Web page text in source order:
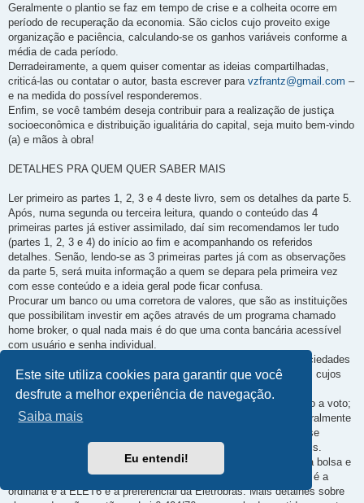
Este site utiliza cookies para garantir que você
desfrute a melhor experiência de navegação.
Saiba mais
Eu entendi!
Geralmente o plantio se faz em tempo de crise e a colheita ocorre em
período de recuperação da economia. São ciclos cujo proveito exige
organização e paciência, calculando-se os ganhos variáveis conforme a
média de cada período.
Derradeiramente, a quem quiser comentar as ideias compartilhadas,
criticá-las ou contatar o autor, basta escrever para vzfrantz@gmail.com –
e na medida do possível responderemos.
Enfim, se você também deseja contribuir para a realização de justiça
socioeconômica e distribuição igualitária do capital, seja muito bem-vindo
(a) e mãos à obra!
DETALHES PRA QUEM QUER SABER MAIS
Ler primeiro as partes 1, 2, 3 e 4 deste livro, sem os detalhes da parte 5.
Após, numa segunda ou terceira leitura, quando o conteúdo das 4
primeiras partes já estiver assimilado, daí sim recomendamos ler tudo
(partes 1, 2, 3 e 4) do início ao fim e acompanhando os referidos
detalhes. Senão, lendo-se as 3 primeiras partes já com as observações
da parte 5, será muita informação a quem se depara pela primeira vez
com esse conteúdo e a ideia geral pode ficar confusa.
Procurar um banco ou uma corretora de valores, que são as instituições
que possibilitam investir em ações através de um programa chamado
home broker, o qual nada mais é do que uma conta bancária acessível
com usuário e senha individual.
As companhias com ações disponíveis para compra são as “sociedades
anônimas de capital aberto”. Há também as de “capital fechado”, cujos
papéis não são negociados na bolsa de valores.
Ações negociadas na bolsa podem ser ordinárias, que dão direito a voto;
ou preferenciais, que não proporcionam essa vantagem, mas geralmente
pagam proventos pelo menos 10% superiores aos da outra classe
mencionada. Por isso, investidores buscam mais as preferenciais.
Algumas sociedades anônimas negociam ambas as espécies na bolsa e
outras disponibilizam apenas uma delas. Por exemplo, a ELET3 é a
ordinária e a ELET6 é a preferencial da Eletrobras. Mais detalhes sobre